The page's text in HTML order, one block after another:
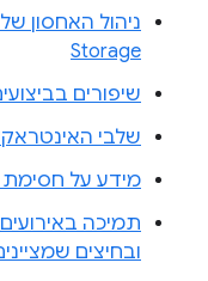
Storage
שיפורים
שלבי
מידע על חסימת
ובחיצים